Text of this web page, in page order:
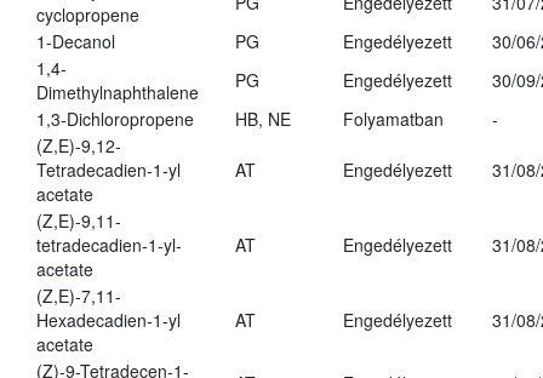
cyclopropene
1-Decanol
PG Engedélyezett
30/
1,4-
Dimethylnaphthalene
PG Engedélyezett
30/
1,3-Dichloropropene
HB, NE Folyamatban
-
(Z,E)-9,12-
Tetradecadien-1-yl
acetate
AT Engedélyezett 31/
(Z,E)-9,11-
tetradecadien-1-yl-
acetate
AT Engedélyezett 31/
(Z,E)-7,11-
Hexadecadien-1-yl
acetate
AT Engedélyezett 31/
(Z)-9-Tetradecen-1-